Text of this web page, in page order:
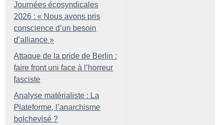
Journées écosyndicales
2026 : « Nous avons pris
conscience d’un besoin
d’alliance »
Attaque de la pride de Berlin :
faire front uni face à l’horreur
fasciste
Analyse matérialiste : La
Plateforme, l’anarchisme
bolchevisé ?